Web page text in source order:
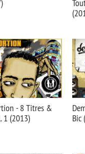
- 8 Titres &
1 (2013)
Bic